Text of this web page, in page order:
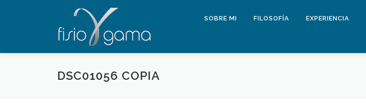
SOBRE MI FILOSOFÍA EXPERIENCIA
DSC01056 COPIA